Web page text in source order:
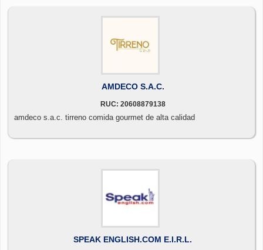
AMDECO S.A.C.
RUC: 20608879138
amdeco s.a.c. tirreno comida gourmet de alta calidad
SPEAK ENGLISH.COM E.I.R.L.